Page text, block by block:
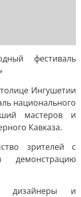
фестиваль
Ингушетии
национального
мастеров и
Кавказа.
зрителей с
демонстрацию
дизайнеры и